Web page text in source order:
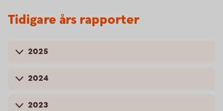
Tidigare års rapporter
2025
2024
2023